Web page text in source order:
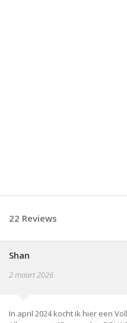
22 Reviews
Shan
2 maart 2026
In april 2024 kocht ik hier een